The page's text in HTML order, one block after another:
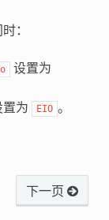
：
设置为
置为 EIO 。
下一页